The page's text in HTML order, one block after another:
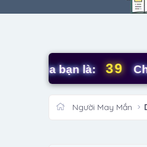
của bạn là: 39 Chúc
Người May Mắn